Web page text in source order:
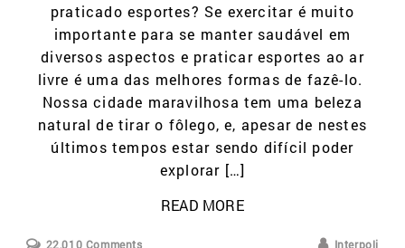
praticado esportes? Se exercitar é muito
importante para se manter saudável em
diversos aspectos e praticar esportes ao ar
livre é uma das melhores formas de fazê-lo.
Nossa cidade maravilhosa tem uma beleza
natural de tirar o fôlego, e, apesar de nestes
últimos tempos estar sendo difícil poder
explorar […]
READ MORE
22,010 Comments Interpoli